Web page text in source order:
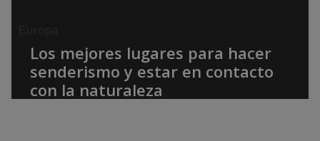
Los mejores lugares para hacer
senderismo y estar en contacto
con la naturaleza